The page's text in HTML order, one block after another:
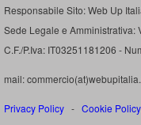
Responsabile Sito: Web Up
Sede Legale e Amministrativa:
C.F./P.Iva: IT03251181206 -
mail:
Privacy Policy - Cookie Policy